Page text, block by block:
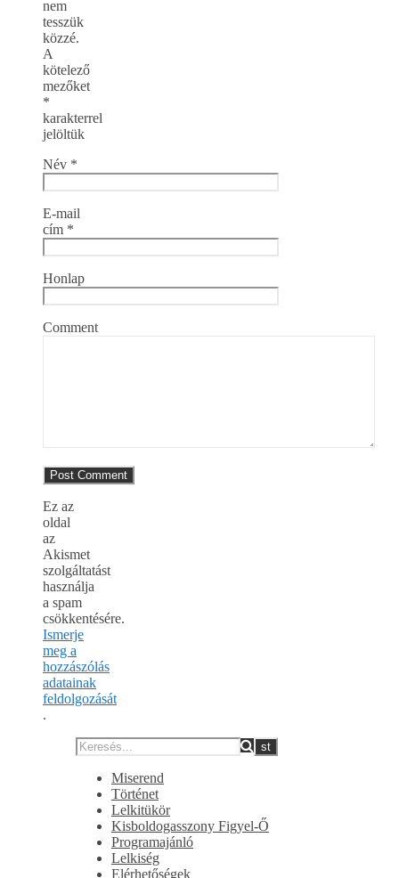
nem
tesszük
közzé.
A
kötelező
mezőket
*
karakterrel
jelöltük
Név *
E-mail
cím *
Honlap
Comment
Ez az
oldal
az
Akismet
szolgáltatást
használja
a spam
csökkentésére.
Ismerje
meg a
hozzászólás
adatainak
feldolgozását
.
Miserend
Történet
Lelkitükör
Kisboldogasszony Figyel-Ő
Programajánló
Lelkiség
Elérhetőségek